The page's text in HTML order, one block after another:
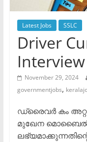
Latest Jobs SSLC
Driver
Interview
November 29, 2024
governmentjobs,
ഡ്രൈവര്‍ കം
മുഖേന മൊബൈല്‍